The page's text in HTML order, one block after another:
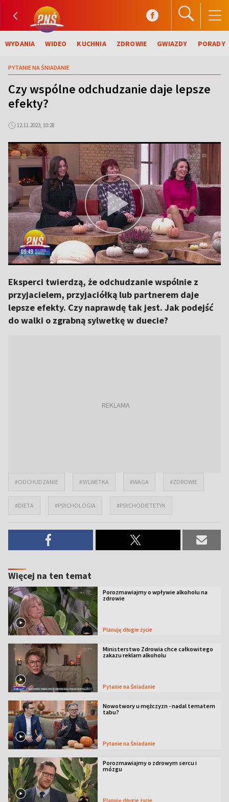
WYDANIA WIDEO KUCHNIA ZDROWIE GWIAZDY PORADY
PYTANIE NA ŚNIADANIE
Czy wspólne odchudzanie daje lepsze
efekty?
12.11.2023, 10:28
Eksperci twierdzą, że odchudzanie wspólnie z
przyjacielem, przyjaciółką lub partnerem daje
lepsze efekty. Czy naprawdę tak jest. Jak podejść
do walki o zgrabną sylwetkę w duecie?
#ODCHUDZANIE #SYLWETKA #WAGA #ZDROWIE
#DIETA #PSYCHOLOGIA #PSYCHODIETETYK
Więcej na ten temat
Porozmawiajmy o wpływie alkoholu na
zdrowie
Planuję długie życie
Ministerstwo Zdrowia chce całkowitego
zakazu reklam alkoholu
Pytanie na Śniadanie
Nowotwory u mężczyzn - nadal tematem
tabu?
Pytanie na Śniadanie
Porozmawiajmy o zdrowym sercu i
mózgu
Planuję długie życie